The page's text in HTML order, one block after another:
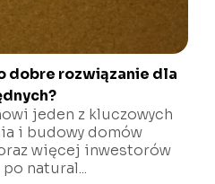
dobre rozwiązanie dla
jeden z kluczowych
i budowy domów
więcej inwestorów
natural...